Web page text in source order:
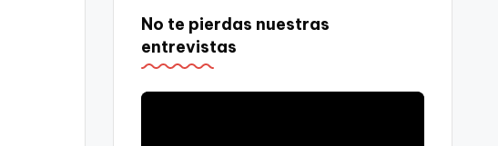
No te pierdas nuestras
entrevistas